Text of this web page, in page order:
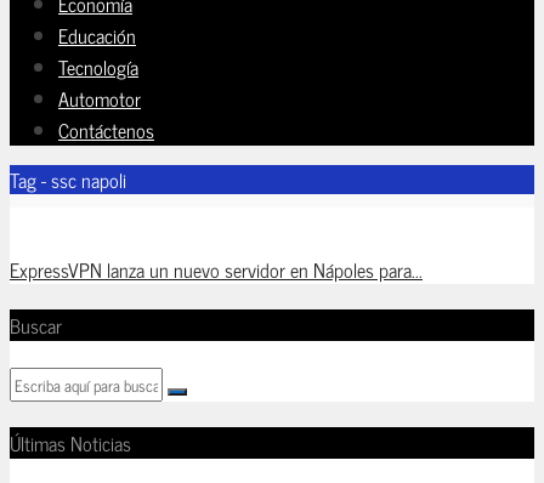
Educación
Tecnología
Automotor
Contáctenos
Tag - ssc napoli
ExpressVPN lanza un nuevo servidor en Nápoles para...
Buscar
Últimas Noticias